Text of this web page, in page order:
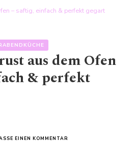
– saftig, einfach & perfekt gegart
aus dem Ofen
& perfekt
EINEN KOMMENTAR